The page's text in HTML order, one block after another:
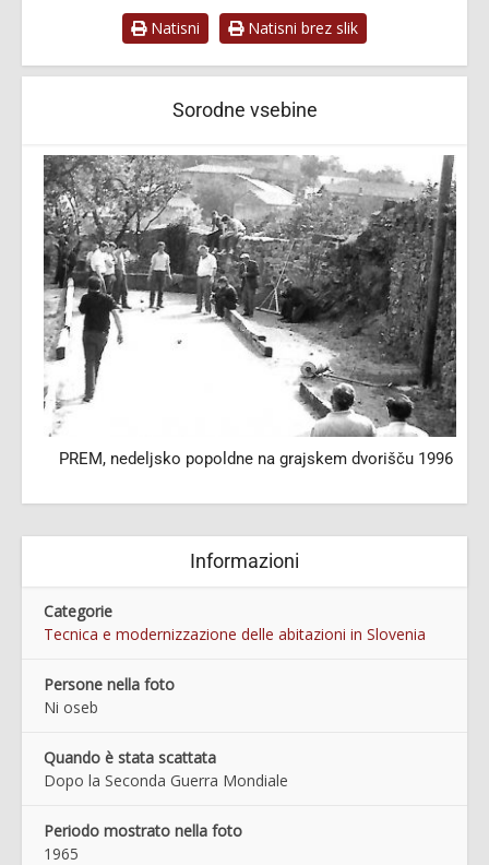
Natisni Natisni brez slik
Sorodne vsebine
PREM, nedeljsko popoldne na grajskem dvorišču 1996
Informazioni
Categorie
Tecnica e modernizzazione delle abitazioni in Slovenia
Persone nella foto
Ni oseb
Quando è stata scattata
Dopo la Seconda Guerra Mondiale
Periodo mostrato nella foto
1965